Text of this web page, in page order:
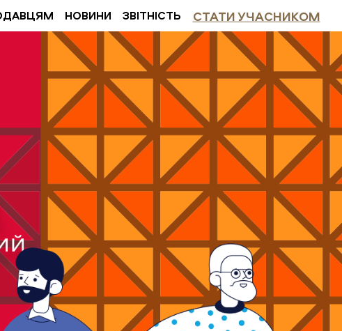
СТАТИ УЧАСНИКОМ
НОВИНИ ЗВІТНІСТЬ